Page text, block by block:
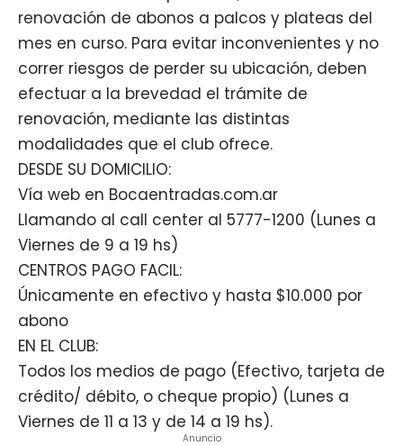
renovación de abonos a palcos y plateas del
mes en curso. Para evitar inconvenientes y no
correr riesgos de perder su ubicación, deben
efectuar a la brevedad el trámite de
renovación, mediante las distintas
modalidades que el club ofrece.
DESDE SU DOMICILIO:
Vía web en Bocaentradas.com.ar
Llamando al call center al 5777-1200 (Lunes a
Viernes de 9 a 19 hs)
CENTROS PAGO FACIL:
Únicamente en efectivo y hasta $10.000 por
abono
EN EL CLUB:
Todos los medios de pago (Efectivo, tarjeta de
crédito/ débito, o cheque propio) (Lunes a
Viernes de 11 a 13 y de 14 a 19 hs).
Anuncio